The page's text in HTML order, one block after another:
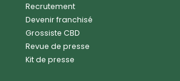
Recrutement
Devenir franchisé
Grossiste CBD
Revue de presse
Kit de presse